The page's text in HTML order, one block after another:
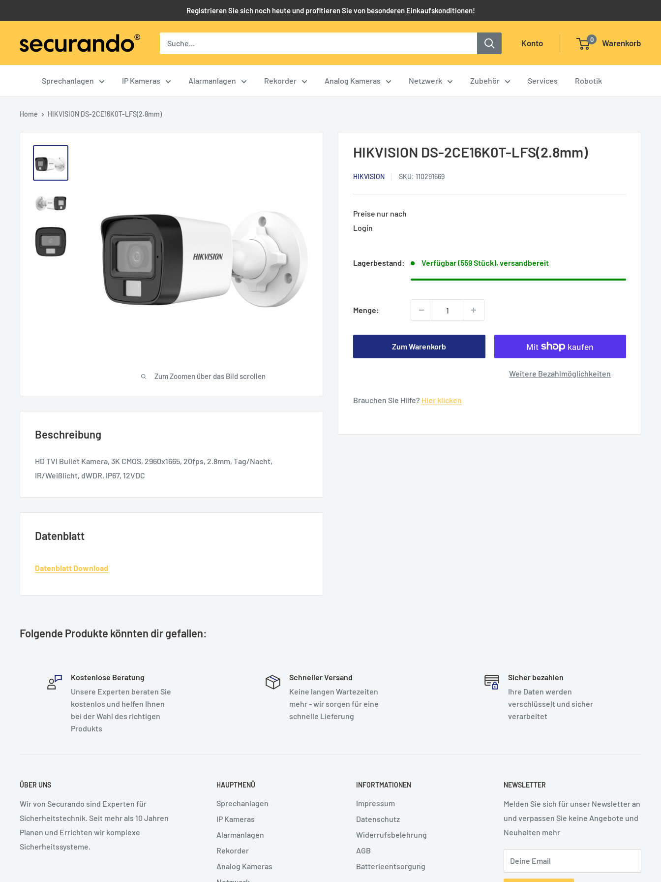
zum
Registrieren Sie sich noch heute und profitieren Sie von besonderen Einkaufskonditionen!
Securando
B2B
Shop
Konto 0 Warenkorb
Sprechanlagen IP Kameras Alarmanlagen Rekorder Analog Kameras Netzwerk Zubehör Services Robotik
Home HIKVISION DS-2CE16K0T-LFS(2.8mm)
Zum Zoomen über das Bild scrollen
HIKVISION DS-2CE16K0T-LFS(2.8mm)
HIKVISION SKU: 110291669
Preise nur nach
Login
Lagerbestand: Verfügbar (559 Stück), versandbereit
Menge:
Zum Warenkorb
Weitere Bezahlmöglichkeiten
Brauchen Sie Hilfe? Hier klicken
Beschreibung
HD TVI Bullet Kamera, 3K CMOS, 2960x1665, 20fps, 2.8mm, Tag/Nacht,
IR/Weißlicht, dWDR, IP67, 12VDC
Datenblatt
Datenblatt Download
Folgende Produkte könnten dir gefallen:
Kostenlose Beratung
Unsere Experten beraten Sie
kostenlos und helfen Ihnen
bei der Wahl des richtigen
Produkts
Schneller Versand
Keine langen Wartezeiten
mehr - wir sorgen für eine
schnelle Lieferung
Sicher bezahlen
Ihre Daten werden
verschlüsselt und sicher
verarbeitet
ÜBER UNS
Wir von Securando sind Experten für
Sicherheitstechnik. Seit mehr als 10 Jahren
Planen und Errichten wir komplexe
Sicherheitssysteme.
HAUPTMENÜ
Sprechanlagen
IP Kameras
Alarmanlagen
Rekorder
Analog Kameras
INFORTMATIONEN
Impressum
Datenschutz
Widerrufsbelehrung
AGB
Batterieentsorgung
NEWSLETTER
Melden Sie sich für unser Newsletter an
und verpassen Sie keine Angebote und
Neuheiten mehr
Deine Email